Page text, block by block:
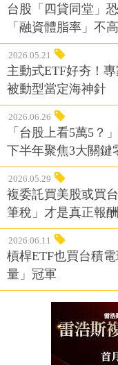
台股「四貸同堂」
「融資體脂率」不高
2026.05.21
主動式ETF好夯！
被動型當定海神針
2026.06.26
「台股上看5萬5？
下半年聚焦3大關鍵
2026.05.29
複委託買美股或買
筆稅」才是真正報酬
2026.06.11
槓桿ETF也買台積
量」冠軍